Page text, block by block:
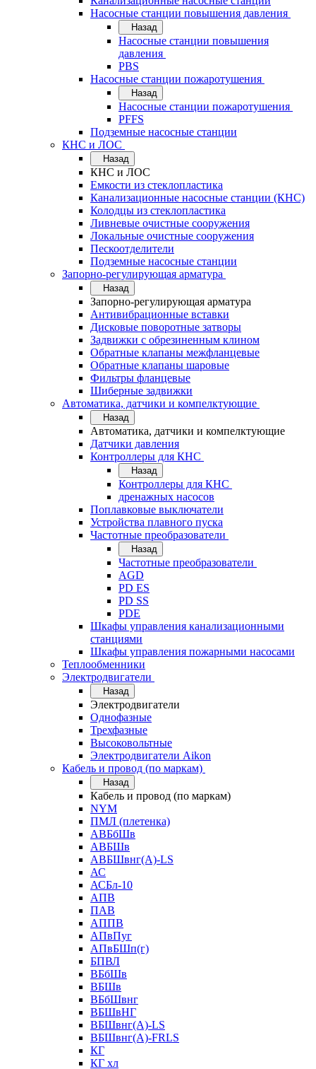
Насосные станции повышения давления
Назад
Насосные станции повышения
давления
PBS
Насосные станции пожаротушения
Назад
Насосные станции пожаротушения
PFFS
Подземные насосные станции
КНС и ЛОС
Назад
КНС и ЛОС
Емкости из стеклопластика
Канализационные насосные станции (КНС)
Колодцы из стеклопластика
Ливневые очистные сооружения
Локальные очистные сооружения
Пескоотделители
Подземные насосные станции
Запорно-регулирующая арматура
Назад
Запорно-регулирующая арматура
Антивибрационные вставки
Дисковые поворотные затворы
Задвижки с обрезиненным клином
Обратные клапаны межфланцевые
Обратные клапаны шаровые
Фильтры фланцевые
Шиберные задвижки
Автоматика, датчики и компелктующие
Назад
Автоматика, датчики и компелктующие
Датчики давления
Контроллеры для КНС
Назад
Контроллеры для КНС
дренажных насосов
Поплавковые выключатели
Устройства плавного пуска
Частотные преобразователи
Назад
Частотные преобразователи
AGD
PD ES
PD SS
PDE
Шкафы управления канализационными
станциями
Шкафы управления пожарными насосами
Теплообменники
Электродвигатели
Назад
Электродвигатели
Однофазные
Трехфазные
Высоковольтные
Электродвигатели Aikon
Кабель и провод (по маркам)
Назад
Кабель и провод (по маркам)
NYM
ПМЛ (плетенка)
АВБбШв
АВБШв
АВБШвнг(А)-LS
АС
АСБл-10
АПВ
ПАВ
АППВ
АПвПуг
АПвБШп(г)
БПВЛ
ВБбШв
ВБШв
ВБбШвнг
ВБШвНГ
ВБШвнг(А)-LS
ВБШвнг(А)-FRLS
КГ
КГ хл